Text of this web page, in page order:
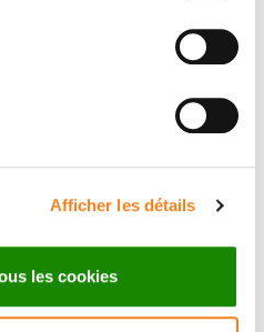
Afficher les détails
les cookies
Arnauld Verschuur,
Casanova, Hervé Rubie,
Le Deley, Gilles